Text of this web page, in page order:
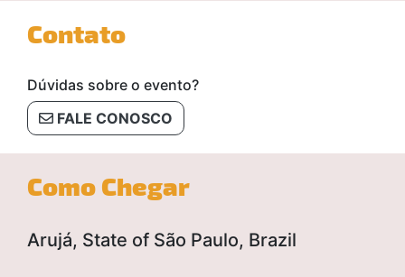
Contato
Dúvidas sobre o evento?
FALE CONOSCO
Como Chegar
Arujá, State of São Paulo, Brazil